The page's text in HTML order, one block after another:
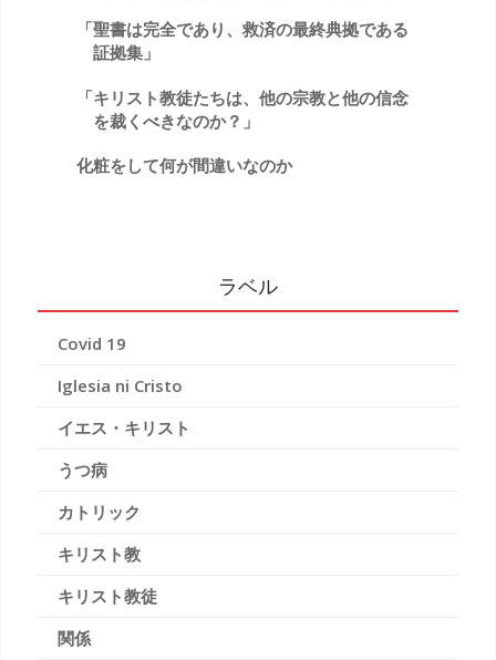
「聖書は完全であり、救済の最終典拠である
証拠集」
「キリスト教徒たちは、他の宗教と他の信念
を裁くべきなのか？」
化粧をして何が間違いなのか
ラベル
Covid 19
Iglesia ni Cristo
イエス・キリスト
うつ病
カトリック
キリスト教
キリスト教徒
関係